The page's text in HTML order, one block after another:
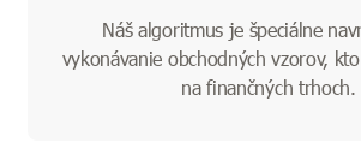
Náš algoritmus je špeciálne
vykonávanie obchodných vzorov,
na finančných trhoch.